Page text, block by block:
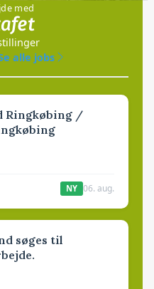
med
alle jobs
Ringkøbing /
NY 06. aug.
søges til